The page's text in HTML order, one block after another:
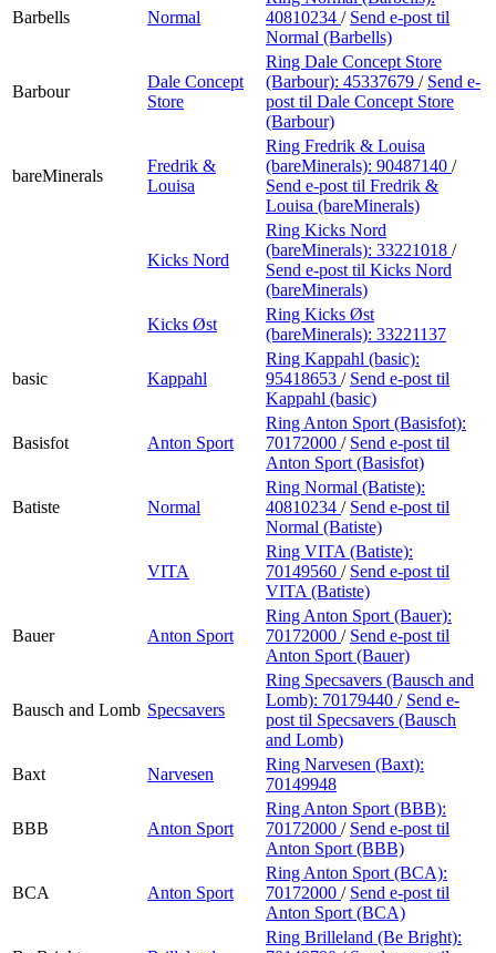
Barbells Normal
40810234 / Send e-post til
Normal (Barbells)
Barbour
Dale Concept
Store
Ring Dale Concept Store
(Barbour): 45337679 / Send e-
post til Dale Concept Store
(Barbour)
bareMinerals
Fredrik &
Louisa
Ring Fredrik & Louisa
(bareMinerals): 90487140 /
Send e-post til Fredrik &
Louisa (bareMinerals)
Kicks Nord
Ring Kicks Nord
(bareMinerals): 33221018 /
Send e-post til Kicks Nord
(bareMinerals)
Kicks Øst
Ring Kicks Øst
(bareMinerals): 33221137
basic Kappahl
Ring Kappahl (basic):
95418653 / Send e-post til
Kappahl (basic)
Basisfot Anton Sport
Ring Anton Sport (Basisfot):
70172000 / Send e-post til
Anton Sport (Basisfot)
Batiste Normal
Ring Normal (Batiste):
40810234 / Send e-post til
Normal (Batiste)
VITA
Ring VITA (Batiste):
70149560 / Send e-post til
VITA (Batiste)
Bauer Anton Sport
Ring Anton Sport (Bauer):
70172000 / Send e-post til
Anton Sport (Bauer)
Bausch and Lomb Specsavers
Ring Specsavers (Bausch and
Lomb): 70179440 / Send e-
post til Specsavers (Bausch
and Lomb)
Baxt
Narvesen
Ring Narvesen (Baxt):
70149948
BBB Anton Sport
Ring Anton Sport (BBB):
70172000 / Send e-post til
Anton Sport (BBB)
BCA Anton Sport
Ring Anton Sport (BCA):
70172000 / Send e-post til
Anton Sport (BCA)
Ring Brilleland (Be Bright):